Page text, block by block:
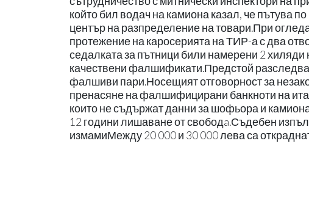
който бил водач на камиона казал, че пътува
център на разпределение на товари.При
протежение на каросерията на ТИР-а с два
седалката за пътници били намерени 2
качествени фалшификати.Предстой
фалшиви пари.Носещият отговорност за
пренасяне на фалшифицирани банкноти на
които не съдържат данни за шофьора и
12 години лишаване от свободa.Съдебен
измамиМежду 20 000 и 30 000 лева са